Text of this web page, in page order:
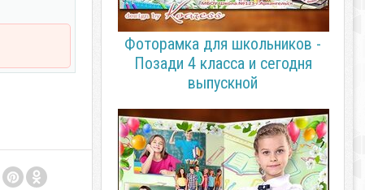
Фоторамка для школьников -
Позади 4 класса и сегодня
выпускной